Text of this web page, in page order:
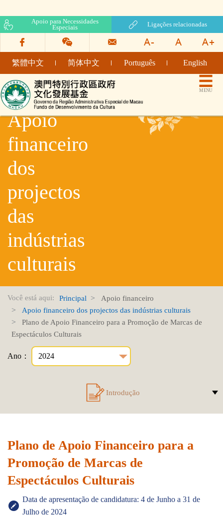
Apoio para Necessidades
Especiais
Ligações relacionadas
繁體中文 简体中文 Português English
Fundo de Desenvolvimento da Cultura
MENU
Apoio
financeiro
dos
projectos
das
indústrias
culturais
Você está aqui: Principal
Apoio financeiro
Apoio financeiro dos projectos das indústrias culturais
Plano de Apoio Financeiro para a Promoção de Marcas de
Espectáculos Culturais
Ano：
Introdução
Plano de Apoio Financeiro para a
Promoção de Marcas de
Espectáculos Culturais
Data de apresentação de candidatura: 4 de Junho a 31 de
Julho de 2024